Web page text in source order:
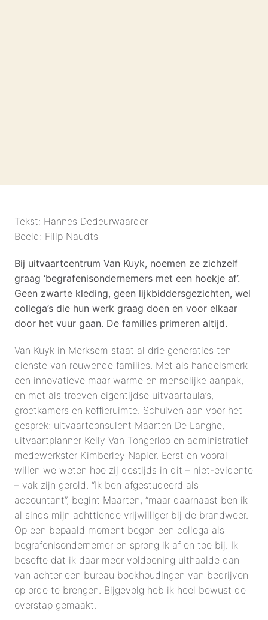
Tekst: Hannes Dedeurwaarder
Beeld: Filip Naudts
Bij uitvaartcentrum Van Kuyk, noemen ze zichzelf
graag ‘begrafenisondernemers met een hoekje af’.
Geen zwarte kleding, geen lijkbiddersgezichten, wel
collega’s die hun werk graag doen en voor elkaar
door het vuur gaan. De families primeren altijd.
Van Kuyk in Merksem staat al drie generaties ten
dienste van rouwende families. Met als handelsmerk
een innovatieve maar warme en menselijke aanpak,
en met als troeven eigentijdse uitvaartaula’s,
groetkamers en koffieruimte. Schuiven aan voor het
gesprek: uitvaartconsulent Maarten De Langhe,
uitvaartplanner Kelly Van Tongerloo en administratief
medewerkster Kimberley Napier. Eerst en vooral
willen we weten hoe zij destijds in dit – niet-evidente
– vak zijn gerold. “Ik ben afgestudeerd als
accountant”, begint Maarten, “maar daarnaast ben ik
al sinds mijn achttiende vrijwilliger bij de brandweer.
Op een bepaald moment begon een collega als
begrafenisondernemer en sprong ik af en toe bij. Ik
besefte dat ik daar meer voldoening uithaalde dan
van achter een bureau boekhoudingen van bedrijven
op orde te brengen. Bijgevolg heb ik heel bewust de
overstap gemaakt.